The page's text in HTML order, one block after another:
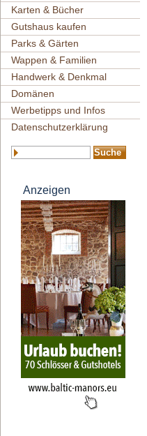
Karten & Bücher
Gutshaus kaufen
Parks & Gärten
Wappen & Familien
Handwerk & Denkmal
Domänen
Werbetipps und Infos
Datenschutzerklärung
Anzeigen